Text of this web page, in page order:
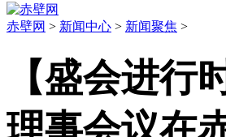
赤壁网 > 新闻中心 > 新闻聚焦 >
【盛会进行